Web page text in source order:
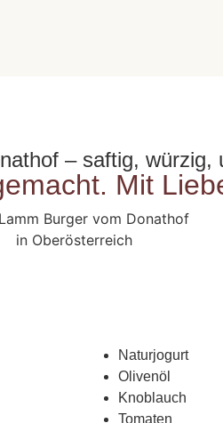
– saftig, würzig,
Mit
Naturjogurt
Olivenöl
Knoblauch
Tomaten